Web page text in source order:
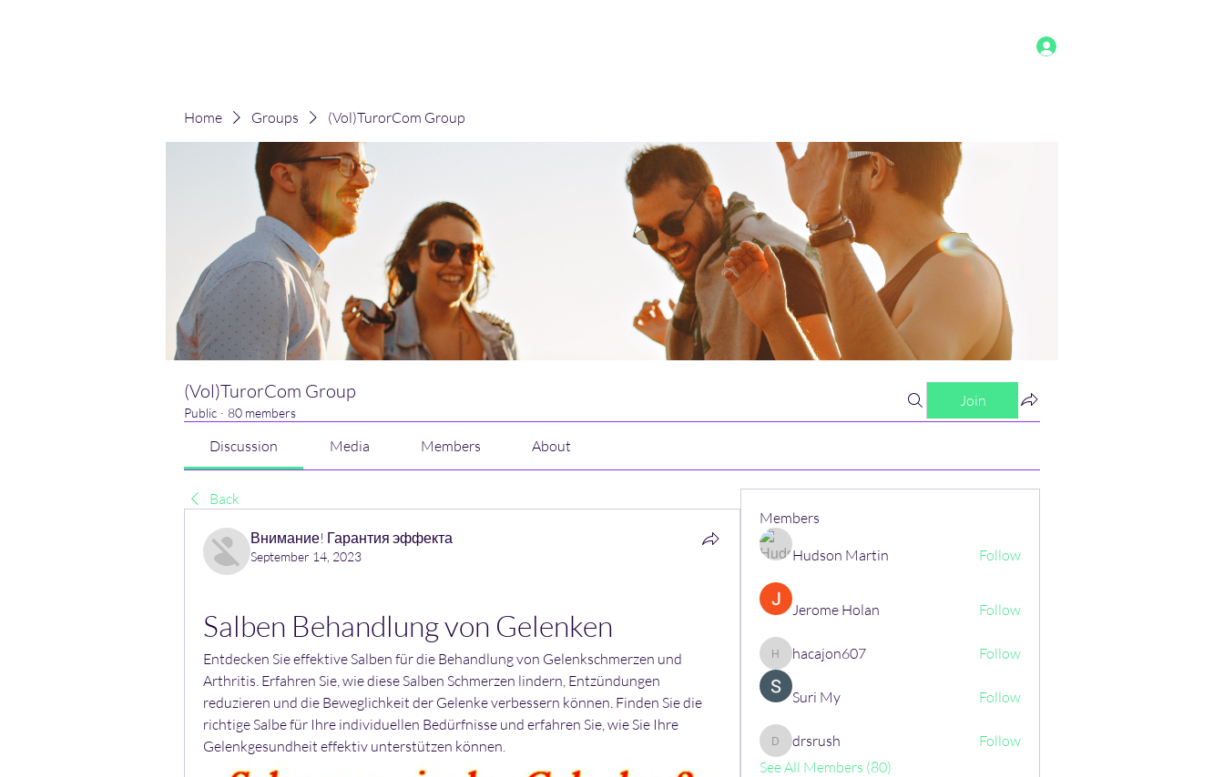
Home Groups (Vol)TurorCom Group
(Vol)TurorCom Group
Public · 80 members
Join
Discussion Media Members About
Back
Внимание! Гарантия эффекта
September 14, 2023
Salben Behandlung von Gelenken
Entdecken Sie effektive Salben für die Behandlung von Gelenkschmerzen und
Arthritis. Erfahren Sie, wie diese Salben Schmerzen lindern, Entzündungen
reduzieren und die Beweglichkeit der Gelenke verbessern können. Finden Sie die
richtige Salbe für Ihre individuellen Bedürfnisse und erfahren Sie, wie Sie Ihre
Gelenkgesundheit effektiv unterstützen können.
Members
Hudson Martin Follow
Jerome Holan Follow
hacajon607
hacajon607 Follow
Suri My Follow
drsrushdrsrush
Follow
See All Members (80)